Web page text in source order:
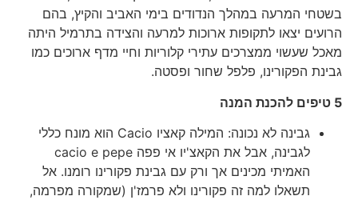
בשטחי המרעה במהלך הנדודים בימי האביב והקיץ, בהם
הרועים יצאו לתקופות ארוכות למרעה והצידה בתרמיל היתה
מאכל שעשוי ממצרכים עתירי קלוריות וחיי מדף ארוכים כמו
גבינת הפקורינו, פלפל שחור ופסטה.
גבינה לא נכונה: המילה קאציו Cacio הוא מונח כללי
לגבינה, אבל את הקאצ'יו אי פפה cacio e pepe
האמיתי מכינים אך ורק עם גבינת פקורינו רומנו. אל
תשאלו למה זה פקורינו ולא פרמז'ן (שמקורה מפרמה,